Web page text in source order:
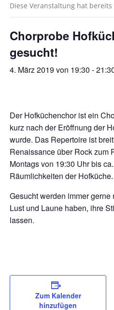
Diese Veranstaltung hat
Chorprobe
gesucht!
4. März 2019 von 19:30 -
Der Hofküchenchor ist ein
kurz nach der Eröffnung der
wurde. Das Repertoire ist
Renaissance über Rock zum
Montags von 19:30 Uhr bis
Räumlichkeiten der Hofküche.
Gesucht werden immer
Lust und Laune haben, ihre
lassen.
Zum Kalender
hinzufügen